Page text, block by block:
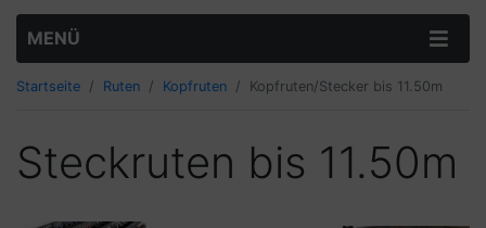
MENÜ
Startseite Ruten Kopfruten Kopfruten/Stecker bis 11.50m
Steckruten bis 11.50m